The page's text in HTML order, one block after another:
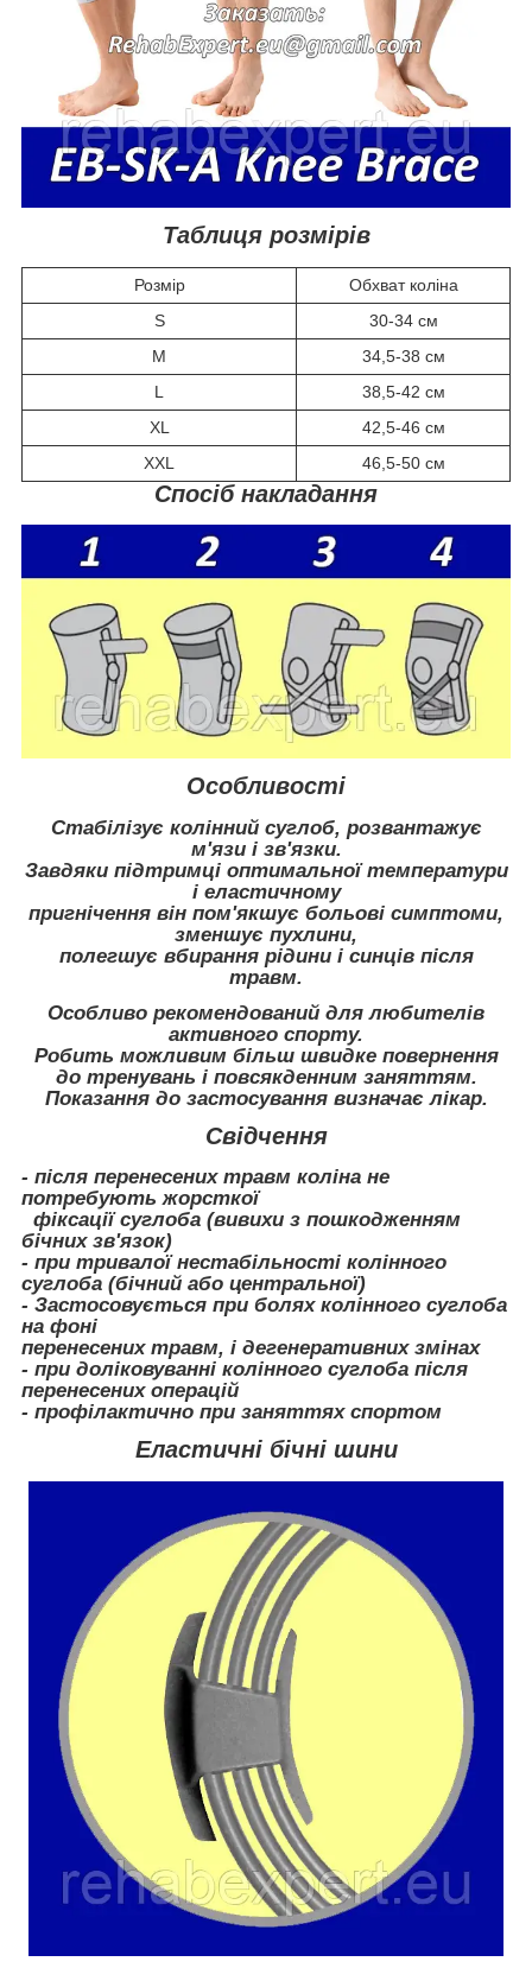
Таблиця розмірів
Розмір
Обхват коліна
S
30-34 см
M
34,5-38 см
L
38,5-42 см
XL
42,5-46 см
XXL
46,5-50 см
Спосіб накладання
Особливості
Стабілізує колінний суглоб, розвантажує
м'язи і зв'язки.
Завдяки підтримці оптимальної температури
і еластичному
пригнічення він пом'якшує больові симптоми,
зменшує пухлини,
полегшує вбирання рідини і синців після
травм.
Особливо рекомендований для любителів
активного спорту.
Робить можливим більш швидке повернення
до тренувань і повсякденним заняттям.
Показання до застосування визначає лікар.
Свідчення
- після перенесених травм коліна не
потребують жорсткої
фіксації суглоба (вивихи з пошкодженням
бічних зв'язок)
- при тривалої нестабільності колінного
суглоба (бічний або центральної)
- Застосовується при болях колінного суглоба
на фоні
перенесених травм, і дегенеративних змінах
- при доліковуванні колінного суглоба після
перенесених операцій
- профілактично при заняттях спортом
Еластичні бічні шини